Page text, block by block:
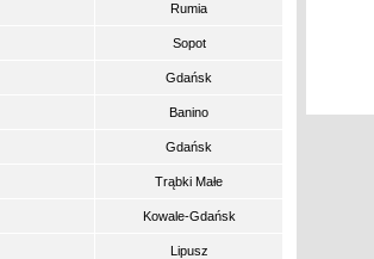
Rumia
Sopot
Gdańsk
Banino
Gdańsk
Trąbki Małe
Kowale-Gdańsk
Lipusz